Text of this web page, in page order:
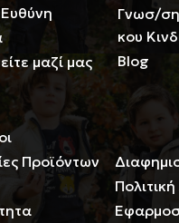
μαζί μας
Γνωσ/
κου
Blog
Προϊόντων